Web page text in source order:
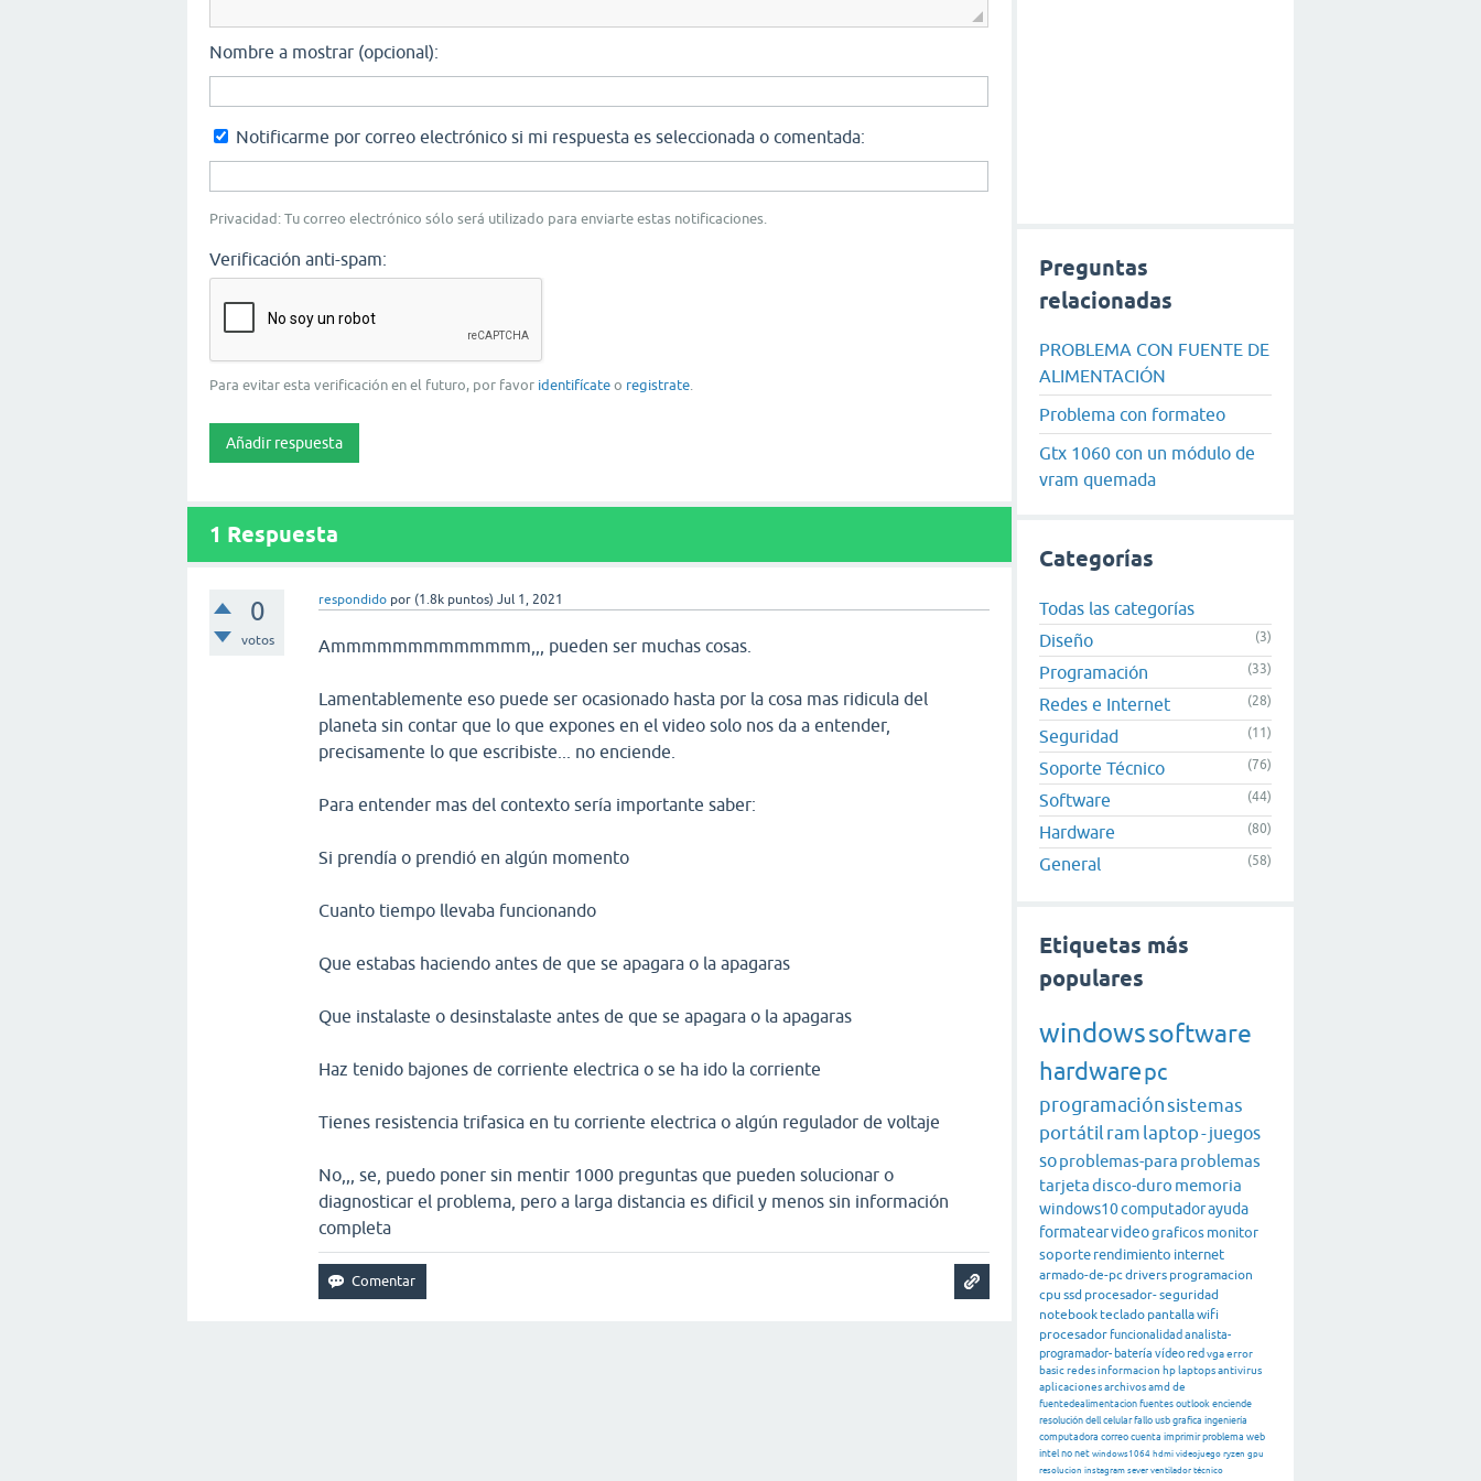
Nombre a mostrar (opcional):
Notificarme por correo electrónico si mi respuesta es seleccionada o comentada:
Privacidad: Tu correo electrónico sólo será utilizado para enviarte estas notificaciones.
Verificación anti-spam:
Para evitar esta verificación en el futuro, por favor identifícate o registrate
1 Respuesta
0
votos
respondido por (1.8k puntos) Jul 1, 2021
Ammmmmmmmmmmmm,,, pueden ser muchas cosas.
Lamentablemente eso puede ser ocasionado hasta por la cosa mas ridicula del
planeta sin contar que lo que expones en el video solo nos da a entender,
precisamente lo que escribiste... no enciende.
Para entender mas del contexto sería importante saber:
Si prendía o prendió en algún momento
Cuanto tiempo llevaba funcionando
Que estabas haciendo antes de que se apagara o la apagaras
Que instalaste o desinstalaste antes de que se apagara o la apagaras
Haz tenido bajones de corriente electrica o se ha ido la corriente
Tienes resistencia trifasica en tu corriente electrica o algún regulador de voltaje
No,,, se, puedo poner sin mentir 1000 preguntas que pueden solucionar o
diagnosticar el problema, pero a larga distancia es dificil y menos sin información
completa
Preguntas
relacionadas
PROBLEMA CON FUENTE DE
ALIMENTACIÓN
Problema con formateo
Gtx 1060 con un módulo de
vram quemada
Categorías
Todas las categorías
Diseño
(3)
Programación (33)
Redes e Internet (28)
Seguridad (11)
Soporte Técnico (76)
Software (44)
Hardware (80)
General (58)
Etiquetas más
populares
windowssoftware
hardwarepc
programaciónsistemas
portátil ram laptop-juegos
soproblemas-para problemas
tarjetadisco-duro memoria
windows10computadorayuda
formatearvideograficos monitor
soporte rendimiento internet
armado-de-pcdrivers programacion
cpu ssd procesador-seguridad
notebookteclado pantallawifi
procesadorfuncionalidad analista-
programador- batería vídeored vgaerror
basicredesinformacion hp laptopsantivirus
aplicacionesarchivosamd de
fuentedealimentacion fuentes outlook enciende
resolución dell celular fallo usb grafica ingeniería
computadora correo cuenta imprimir problema web
intel no net windows1064 hdmi videojuego ryzen gpu
resolucion instagram sever ventilador técnico